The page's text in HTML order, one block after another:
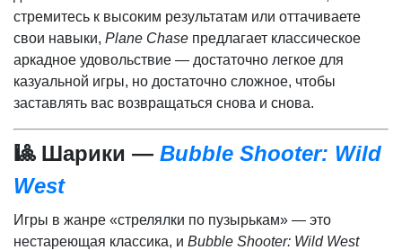
стремитесь к высоким результатам или оттачиваете
свои навыки, Plane Chase предлагает классическое
аркадное удовольствие — достаточно легкое для
казуальной игры, но достаточно сложное, чтобы
заставлять вас возвращаться снова и снова.
🎱 Шарики — Bubble Shooter: Wild
West
Игры в жанре «стрелялки по пузырькам» — это
нестареющая классика, и Bubble Shooter: Wild West